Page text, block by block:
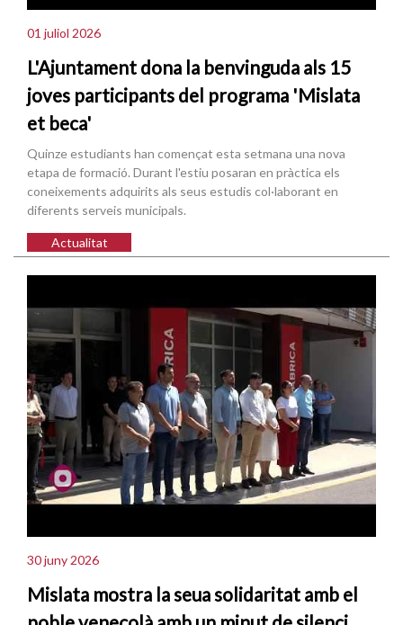
01 juliol 2026
L'Ajuntament dona la benvinguda als 15
joves participants del programa 'Mislata
et beca'
Quinze estudiants han començat esta setmana una nova
etapa de formació. Durant l'estiu posaran en pràctica els
coneixements adquirits als seus estudis col·laborant en
diferents serveis municipals.
Actualitat
30 juny 2026
Mislata mostra la seua solidaritat amb el